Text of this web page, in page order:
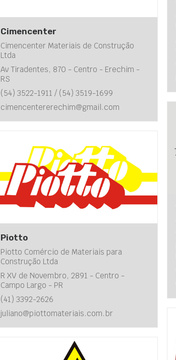
Cimencenter
Cimencenter Materiais de Construção
Ltda
Av Tiradentes, 870 - Centro - Erechim -
RS
(54) 3522-1911 / (54) 3519-1699
cimencentererechim@gmail.com
Piotto
Piotto Comércio de Materiais para
Construção Ltda
R XV de Novembro, 2891 - Centro -
Campo Largo - PR
(41) 3392-2626
juliano@piottomateriais.com.br